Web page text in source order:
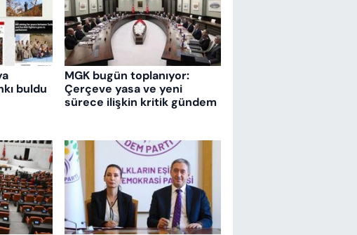
buldu
MGK bugün toplanıyor:
Çerçeve yasa ve yeni
sürece ilişkin kritik gündem